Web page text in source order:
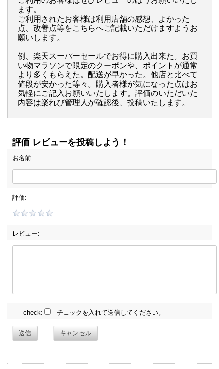
ます。
ご利用されたお客様は利用店舗の感想、よかった
点、改善点等をこちらへご記載いただけますようお
願いします。
例、楽天スーパーセールでお得に購入出来た。お買
い物マラソンで限定のクーポンや、ポイントが通常
より多くもらえた。配送が早かった。他店と比べて
値段が安かった等々。購入者様が気になった点はお
気軽にご記入お願いいたします。評価のいただいた
内容は楽れび管理人が確認後、投稿いたします。
評価 レビューを投稿しよう！
お名前:
評価:
レビュー:
check: チェックを入れて送信してください。
送信 キャンセル